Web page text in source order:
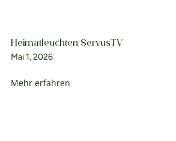
Heimatleuchten ServusTV
Mai 1, 2026
Mehr erfahren